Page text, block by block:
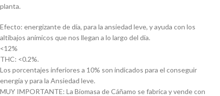
planta.
Efecto: energizante de día, para la ansiedad leve, y ayuda con los
altibajos anímicos que nos llegan a lo largo del día.
<12%
THC: <0.2%.
Los porcentajes inferiores a 10% son indicados para el conseguir
energía y para la Ansiedad leve.
MUY IMPORTANTE: La Biomasa de Cáñamo se fabrica y vende con